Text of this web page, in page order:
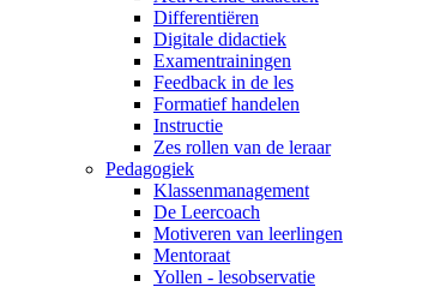
Differentiëren
Digitale didactiek
Examentrainingen
Feedback in de les
Formatief handelen
Instructie
Zes rollen van de leraar
Pedagogiek
Klassenmanagement
De Leercoach
Motiveren van leerlingen
Mentoraat
Yollen - lesobservatie